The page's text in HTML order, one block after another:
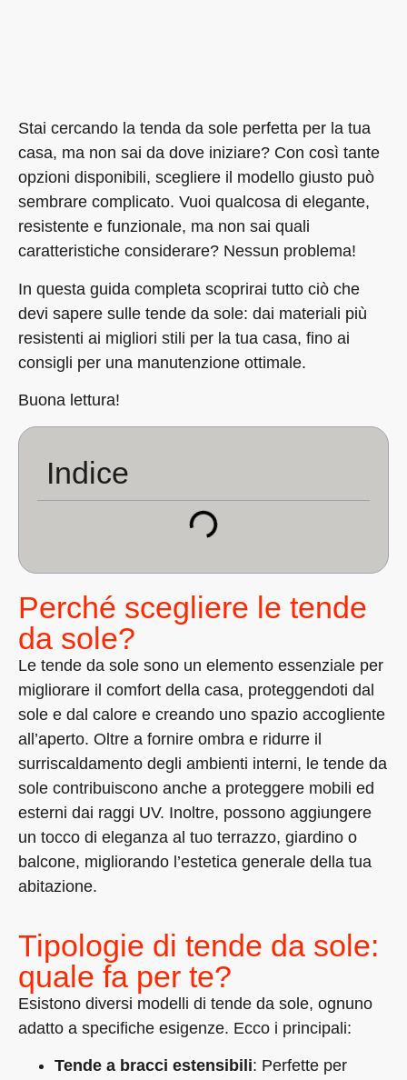
Stai cercando la tenda da sole perfetta per la tua
casa, ma non sai da dove iniziare? Con così tante
opzioni disponibili, scegliere il modello giusto può
sembrare complicato. Vuoi qualcosa di elegante,
resistente e funzionale, ma non sai quali
caratteristiche considerare? Nessun problema!
In questa guida completa scoprirai tutto ciò che
devi sapere sulle tende da sole: dai materiali più
resistenti ai migliori stili per la tua casa, fino ai
consigli per una manutenzione ottimale.
Buona lettura!
Indice
Perché scegliere le tende
da sole?
Le tende da sole sono un elemento essenziale per
migliorare il comfort della casa, proteggendoti dal
sole e dal calore e creando uno spazio accogliente
all’aperto. Oltre a fornire ombra e ridurre il
surriscaldamento degli ambienti interni, le tende da
sole contribuiscono anche a proteggere mobili ed
esterni dai raggi UV. Inoltre, possono aggiungere
un tocco di eleganza al tuo terrazzo, giardino o
balcone, migliorando l’estetica generale della tua
abitazione.
Tipologie di tende da sole:
quale fa per te?
Esistono diversi modelli di tende da sole, ognuno
adatto a specifiche esigenze. Ecco i principali:
Tende a bracci estensibili: Perfette per